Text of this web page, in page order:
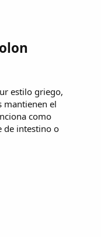
estilo griego,
mantienen el
como
de intestino o